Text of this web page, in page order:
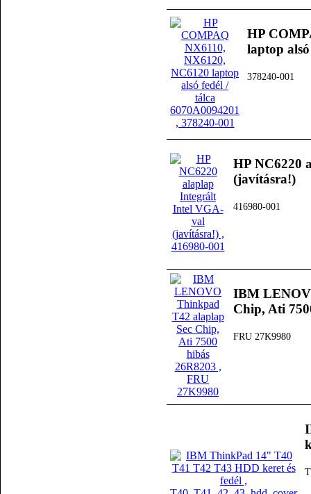
HP
laptop
378240-001
HP NC6220
(javításra!)
416980-001
IBM
Chip, Ati
FRU 27K9980